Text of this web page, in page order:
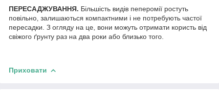
ПЕРЕСАДЖУВАННЯ. Більшість видів пеперомії ростуть
повільно, залишаються компактними і не потребують частої
пересадки. З огляду на це, вони можуть отримати користь від
свіжого ґрунту раз на два роки або близько того.
Приховати